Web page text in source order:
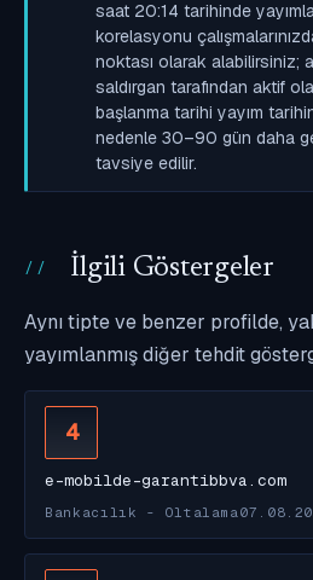
saat 20:14 tarihinde
korelasyonu
noktası olarak alabilirsiniz;
saldırgan tarafından aktif
başlanma tarihi yayım
nedenle 30–90 gün daha
tavsiye edilir.
İlgili Göstergeler
Aynı tipte ve benzer profilde,
yayımlanmış diğer tehdit
4
e-mobilde-garantibbva.com
Bankacılık - Oltalama